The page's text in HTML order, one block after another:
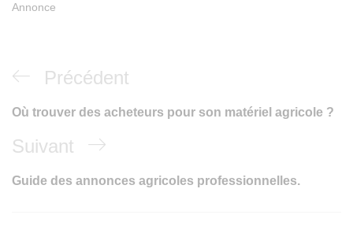
Annonce
Précédent
Où trouver des acheteurs pour son matériel agricole ?
Suivant
Guide des annonces agricoles professionnelles.